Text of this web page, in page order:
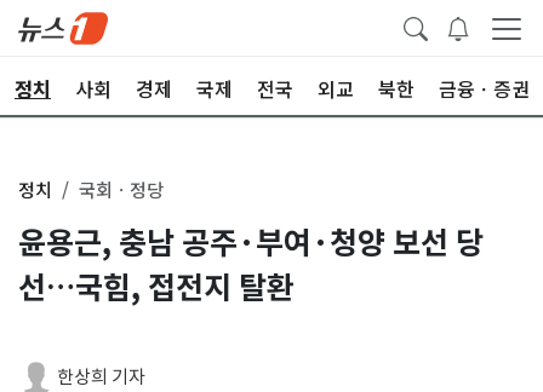
정치 사회 경제 국제 전국 외교 북한 금융ㆍ증권
정치 국회ㆍ정당
윤용근, 충남 공주·부여·청양 보선 당
선…국힘, 접전지 탈환
한상희 기자